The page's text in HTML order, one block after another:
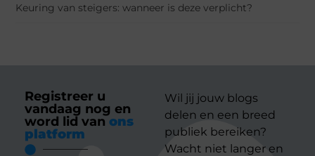
Keuring van steigers: wanneer is deze verplicht?
Registreer u
vandaag nog en
word lid van ons
platform
Wil jij jouw blogs
delen en een breed
publiek bereiken?
Wacht niet langer en